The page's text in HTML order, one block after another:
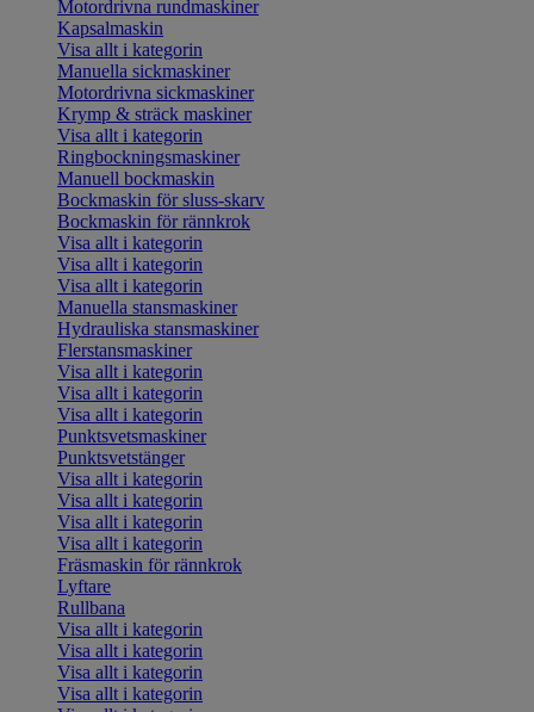
Motordrivna rundmaskiner
Kapsalmaskin
Visa allt i kategorin
Manuella sickmaskiner
Motordrivna sickmaskiner
Krymp & sträck maskiner
Visa allt i kategorin
Ringbockningsmaskiner
Manuell bockmaskin
Bockmaskin för sluss-skarv
Bockmaskin för rännkrok
Visa allt i kategorin
Visa allt i kategorin
Visa allt i kategorin
Manuella stansmaskiner
Hydrauliska stansmaskiner
Flerstansmaskiner
Visa allt i kategorin
Visa allt i kategorin
Visa allt i kategorin
Punktsvetsmaskiner
Punktsvetstänger
Visa allt i kategorin
Visa allt i kategorin
Visa allt i kategorin
Visa allt i kategorin
Fräsmaskin för rännkrok
Lyftare
Rullbana
Visa allt i kategorin
Visa allt i kategorin
Visa allt i kategorin
Visa allt i kategorin